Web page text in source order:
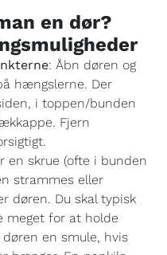
en dør?
: Åbn døren og
hængslerne. Der
i toppen/bunden
Fjern
en skrue (ofte i bunden
strammes eller
døren. Du skal typisk
meget for at holde
en smule, hvis